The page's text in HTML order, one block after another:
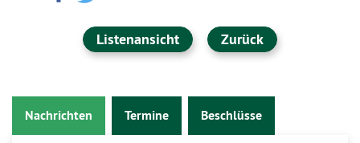
Listenansicht Zurück
Nachrichten Termine Beschlüsse